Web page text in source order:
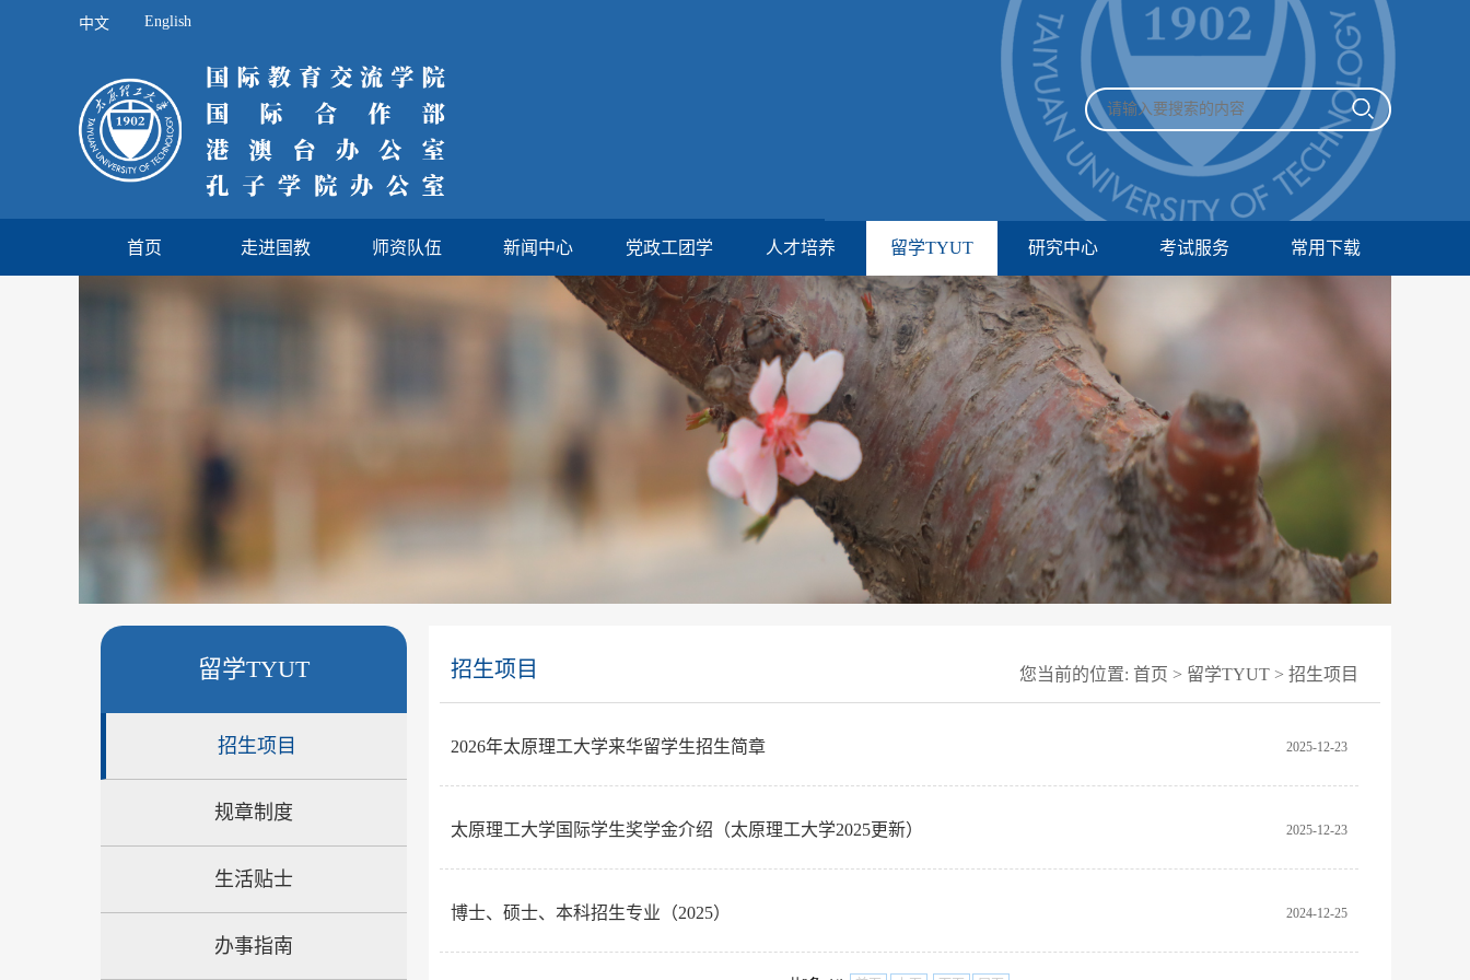
中文 English
首页 走进国教 师资队伍 新闻中心 党政工团学 人才培养 留学TYUT 研究中心 考试服务 常用下载
留学TYUT
招生项目
规章制度
生活贴士
办事指南
招生项目 您当前的位置: 首页 > 留学TYUT > 招生项目
2026年太原理工大学来华留学生招生简章 2025-12-23
太原理工大学国际学生奖学金介绍（太原理工大学2025更新） 2025-12-23
博士、硕士、本科招生专业（2025） 2024-12-25